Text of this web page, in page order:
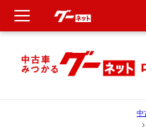
中
新車